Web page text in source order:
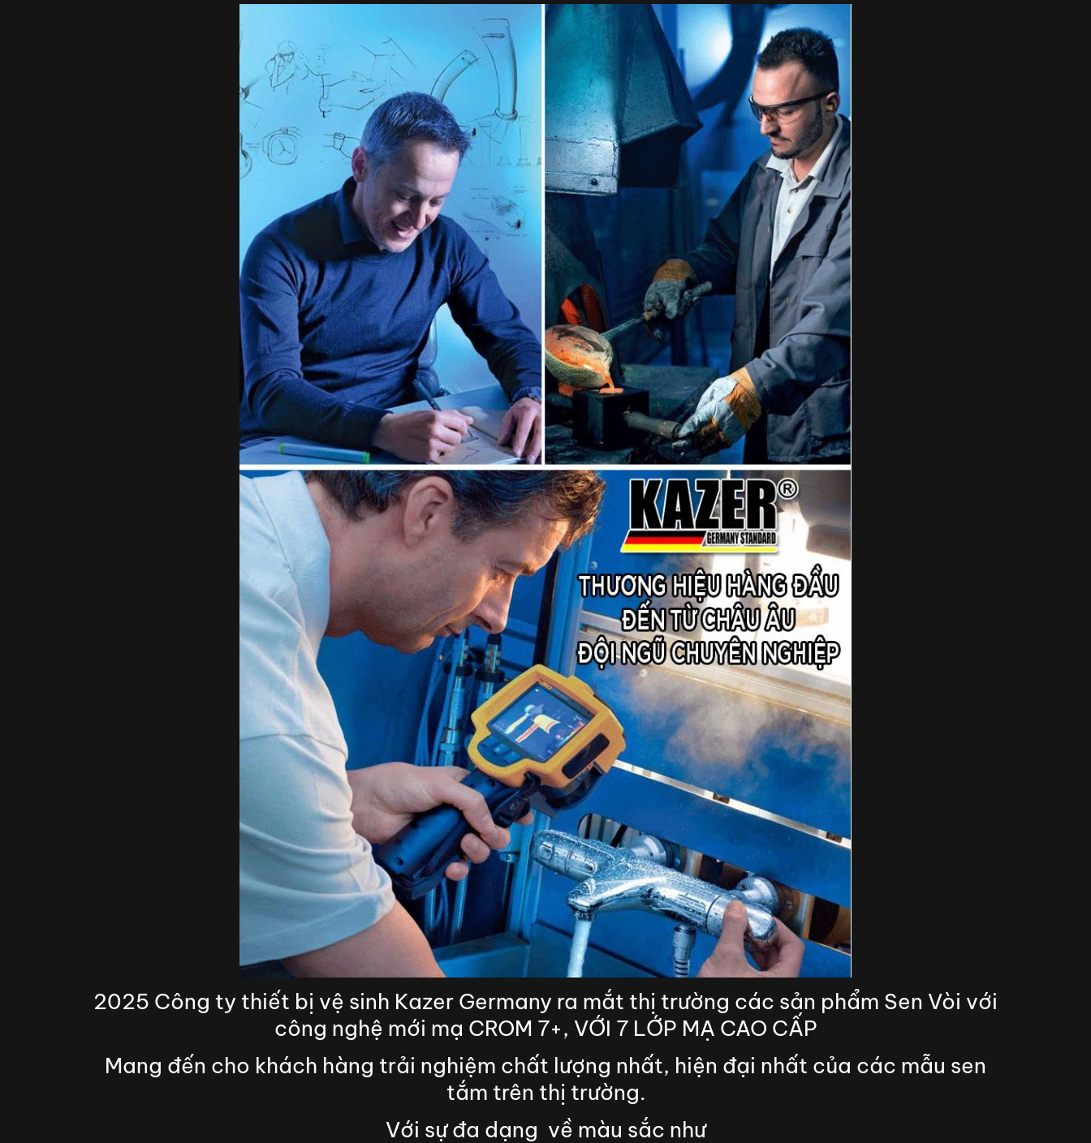
2025 Công ty thiết bị vệ sinh Kazer Germany ra mắt thị trường các sản phẩm Sen Vòi với
công nghệ mới mạ CROM 7+, VỚI 7 LỚP MẠ CAO CẤP
Mang đến cho khách hàng trải nghiệm chất lượng nhất, hiện đại nhất của các mẫu sen
tắm trên thị trường.
Với sự đa dạng về màu sắc như